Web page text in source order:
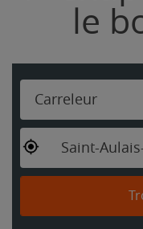
le
Carreleur
Saint-